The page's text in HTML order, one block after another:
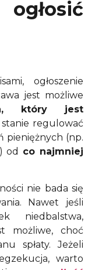
ogłoszenie
jest możliwe
który jest
regulować
pieniężnych (np.
od co najmniej
nie bada się
Nawet jeśli
niedbalstwa,
możliwe, choć
spłaty.Jeżeli
warto